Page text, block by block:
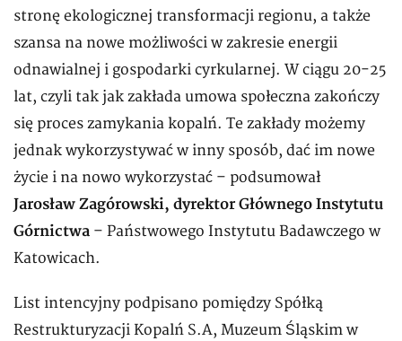
stronę ekologicznej transformacji regionu, a także
szansa na nowe możliwości w zakresie energii
odnawialnej i gospodarki cyrkularnej. W ciągu 20-25
lat, czyli tak jak zakłada umowa społeczna zakończy
się proces zamykania kopalń. Te zakłady możemy
jednak wykorzystywać w inny sposób, dać im nowe
życie i na nowo wykorzystać – podsumował
Jarosław Zagórowski, dyrektor Głównego Instytutu
Górnictwa – Państwowego Instytutu Badawczego w
Katowicach.
List intencyjny podpisano pomiędzy Spółką
Restrukturyzacji Kopalń S.A, Muzeum Śląskim w